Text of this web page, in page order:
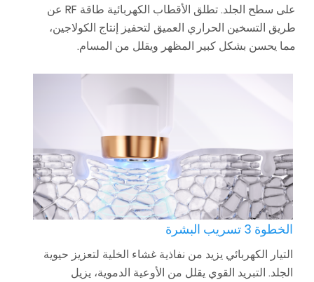
على سطح الجلد. تطلق الأقطاب الكهربائية طاقة RF عن
طريق التسخين الحراري العميق لتحفيز إنتاج الكولاجين،
مما يحسن بشكل كبير المظهر ويقلل من المسام.
الخطوة 3 تسريب البشرة
التيار الكهربائي يزيد من نفاذية غشاء الخلية لتعزيز حيوية
الجلد. التبريد القوي يقلل من الأوعية الدموية، يزيل